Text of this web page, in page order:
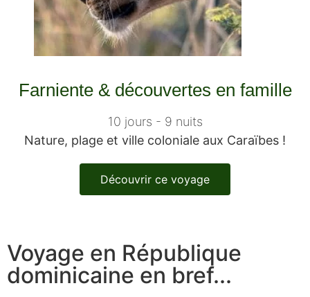
Avec votre tribu
Entreprise
Carte cadeau voyage
Séjour surprise
Week-end en Europe
Week-end en France
Farniente & découvertes en famille
10 jours - 9 nuits
Nature, plage et ville coloniale aux Caraïbes !
Découvrir ce voyage
Voyage en République
dominicaine en bref...